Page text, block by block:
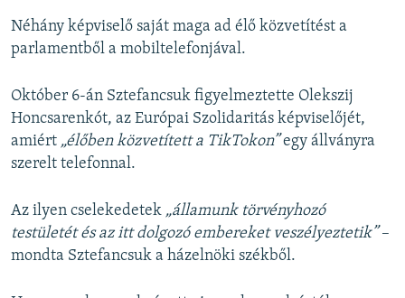
Néhány képviselő saját maga ad élő közvetítést a
parlamentből a mobiltelefonjával.
Október 6-án Sztefancsuk figyelmeztette Olekszij
Honcsarenkót, az Európai Szolidaritás képviselőjét,
amiért „élőben közvetített a TikTokon”egy állványra
szerelt telefonnal.
Az ilyen cselekedetek „államunk törvényhozó
testületét és az itt dolgozó embereket veszélyeztetik”–
mondta Sztefancsuk a házelnöki székből.